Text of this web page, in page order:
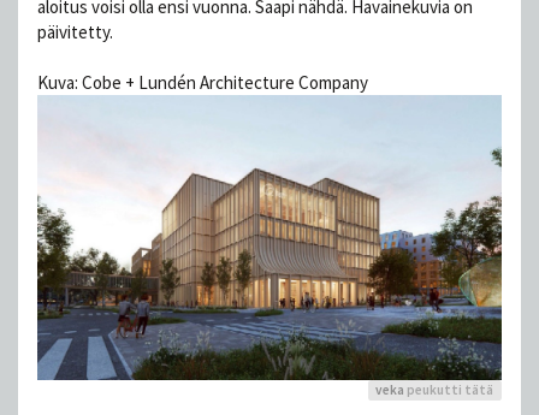
aloitus voisi olla ensi vuonna. Saapi nähdä. Havainekuvia on
päivitetty.
Kuva: Cobe + Lundén Architecture Company
veka peukutti tätä